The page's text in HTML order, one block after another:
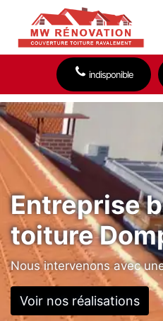
indisponible
Entreprise
toiture
Nous intervenons avec
Voir nos réalisations